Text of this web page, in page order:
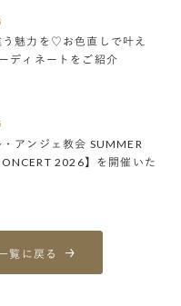
魅力を♡お色直しで叶え
ディネートをご紹介
・アンジェ教会 SUMMER
2026】を開催いた
覧に戻る